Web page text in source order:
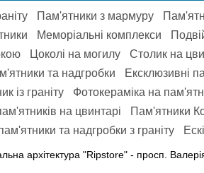
Пам'ятники з мармуру
Меморіальні комплекси
Цоколі на могилу Столик на
та надгробки
Ексклюзивні
із граніту
Фотокераміка на
на цвинтарі
Пам'ятники
та надгробки з граніту
архітектура "Ripstore" - просп.